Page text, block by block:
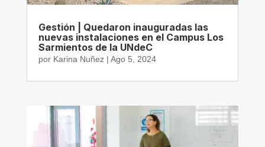
Gestión | Quedaron inauguradas las
nuevas instalaciones en el Campus Los
Sarmientos de la UNdeC
por Karina Nuñez| Ago 5, 2024